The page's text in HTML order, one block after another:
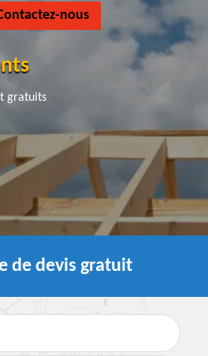
nous
gratuits
de devis gratuit